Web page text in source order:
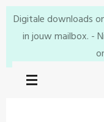
Ga
direct
de
hoofdinhoud
Digitale downloads
in jouw mailbox. -